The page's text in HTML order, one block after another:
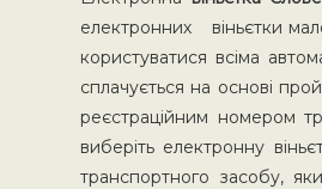
електронних віньєтки
користуватися всіма
сплачується на основі
реєстраційним номером
виберіть електронну
транспортного засобу,